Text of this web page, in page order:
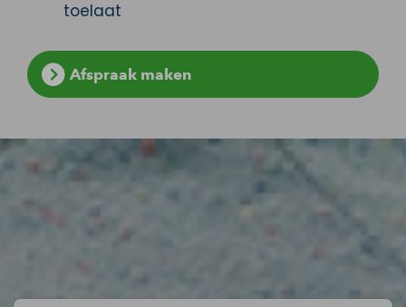
toelaat
Afspraak maken